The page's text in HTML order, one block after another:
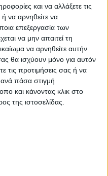
και να αλλάξετε τις
να αρνηθείτε να
επεξεργασία των
να μην απαιτεί τη
να αρνηθείτε αυτήν
θα ισχύουν μόνο για αυτόν
τις προτιμήσεις σας ή να
πάσα στιγμή
και κάνοντας κλικ στο
της ιστοσελίδας.